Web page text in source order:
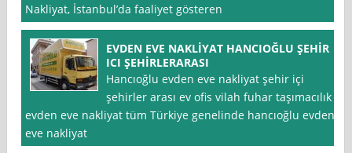
Nakliyat, İstanbul’da faaliyet gösteren
EVDEN EVE NAKLİYAT HANCIOĞLU ŞEHİR
ICI ŞEHİRLERARASI
Hancıoğlu evden eve nakliyat şehir içi
şehirler arası ev ofis vilah fuhar taşımacılık
evden eve nakliyat tüm Türkiye genelinde hancıoğlu evden
eve nakliyat